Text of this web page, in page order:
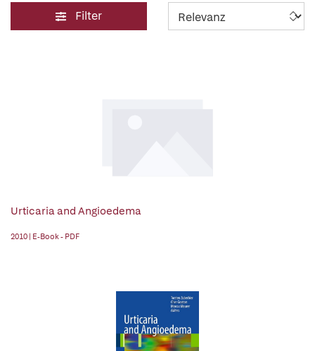
Filter
Urticaria and Angioedema
2010 | E-Book - PDF